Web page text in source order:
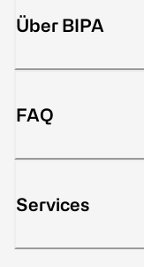
Über BIPA
FAQ
Services